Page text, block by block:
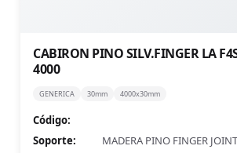
CABIRON PINO SILV.FINGER LA
4000
GENERICA 30mm 4000x30mm
Código:
Soporte:
MADERA PINO FINGER JOINT